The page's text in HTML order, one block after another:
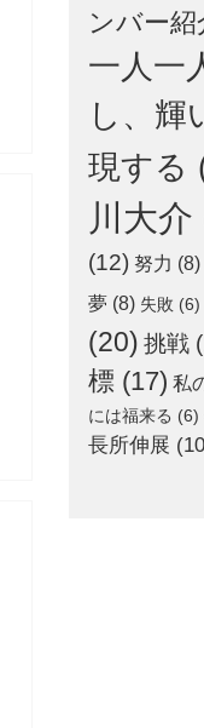
ンバー紹
一人一
し、輝
現する
川大介
(12) 努力 (8)
夢(8) 失敗 (6)
(20) 挑戦
標 (17) 私
には福来る (6)
長所伸展